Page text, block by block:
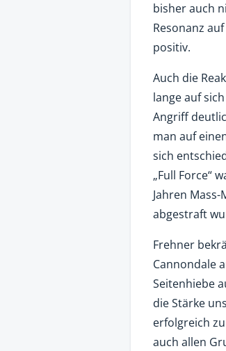
bisher auch
Resonanz
positiv.
Auch die
lange auf
Angriff
man auf
sich
„Full Force“
Jahren
abgestraft
Frehner
Cannondale
Seitenhiebe
die Stärke
erfolgreich
auch allen